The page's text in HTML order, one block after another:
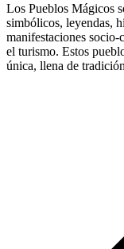
Los Pueblos Mágicos
simbólicos, leyendas,
manifestaciones socio-
el turismo. Estos
única, llena de